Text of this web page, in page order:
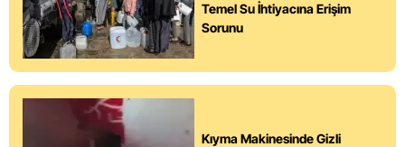
Temel Su İhtiyacına Erişim
Sorunu
Kıyma Makinesinde Gizli